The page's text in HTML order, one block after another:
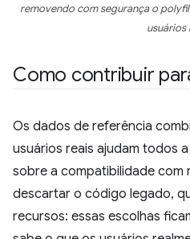
removendo com segurança o
usuários
Como contribuir
Os dados de referência
usuários reais ajudam todos
sobre a compatibilidade com
descartar o código legado,
recursos: essas escolhas